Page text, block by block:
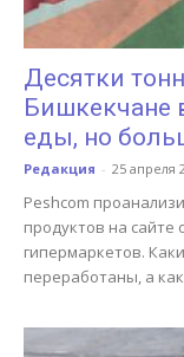
Десятки
Бишкекчане
еды, но
Редакция - 25 апреля
Peshcom
продуктов на сайте
гипермаркетов.
переработаны, а